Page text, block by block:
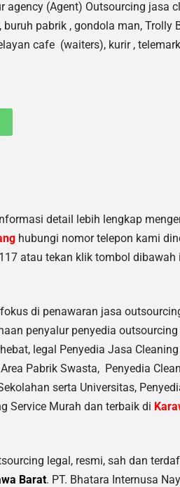
agency (Agent) Outsourcing jasa c
pabrik , gondola man, Trolly
cafe (waiters), kurir ,
detail lebih lengkap
hubungi nomor telepon kami
atau tekan klik tombol dibawah
di penawaran jasa
penyalur penyedia
, legal Penyedia Jasa
Pabrik Swasta, Penyedia
serta Universitas,
Service Murah dan terbaik di
legal, resmi, sah dan
Barat. PT. Bhatara Internusa